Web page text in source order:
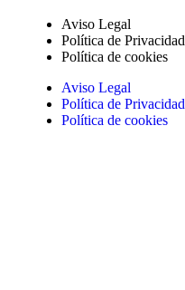
Aviso Legal
Política de Privacidad
Política de cookies
Aviso Legal
Política de Privacidad
Política de cookies